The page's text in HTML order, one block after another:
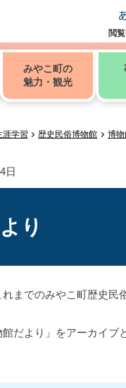
閲
みやこ町の
魅力・観光
涯学習 歴史民俗博物館
博物
日
り
れまでのみやこ町歴史民
だより」をアーカイブ